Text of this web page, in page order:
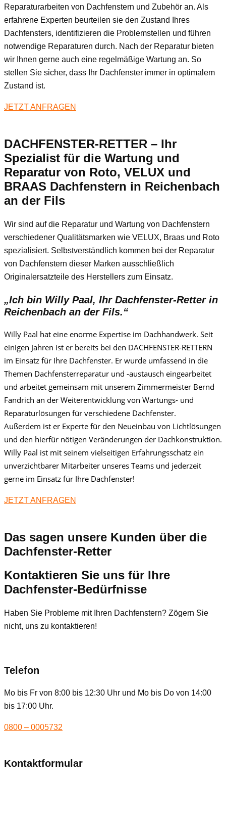
Reparaturarbeiten von Dachfenstern und Zubehör an. Als
erfahrene Experten beurteilen sie den Zustand Ihres
Dachfensters, identifizieren die Problemstellen und führen
notwendige Reparaturen durch. Nach der Reparatur bieten
wir Ihnen gerne auch eine regelmäßige Wartung an. So
stellen Sie sicher, dass Ihr Dachfenster immer in optimalem
Zustand ist.
JETZT ANFRAGEN
DACHFENSTER-RETTER – Ihr
Spezialist für die Wartung und
Reparatur von Roto, VELUX und
BRAAS Dachfenstern in Reichenbach
an der Fils
Wir sind auf die Reparatur und Wartung von Dachfenstern
verschiedener Qualitätsmarken wie VELUX, Braas und Roto
spezialisiert. Selbstverständlich kommen bei der Reparatur
von Dachfenstern dieser Marken ausschließlich
Originalersatzteile des Herstellers zum Einsatz.
„Ich bin Willy Paal, Ihr Dachfenster-Retter in
Reichenbach an der Fils.“
Willy Paal hat eine enorme Expertise im Dachhandwerk. Seit
einigen Jahren ist er bereits bei den DACHFENSTER-RETTERN
im Einsatz für Ihre Dachfenster. Er wurde umfassend in die
Themen Dachfensterreparatur und -austausch eingearbeitet
und arbeitet gemeinsam mit unserem Zimmermeister Bernd
Fandrich an der Weiterentwicklung von Wartungs- und
Reparaturlösungen für verschiedene Dachfenster.
Außerdem ist er Experte für den Neueinbau von Lichtlösungen
und den hierfür nötigen Veränderungen der Dachkonstruktion.
Willy Paal ist mit seinem vielseitigen Erfahrungsschatz ein
unverzichtbarer Mitarbeiter unseres Teams und jederzeit
gerne im Einsatz für Ihre Dachfenster!
JETZT ANFRAGEN
Das sagen unsere Kunden über die
Dachfenster-Retter
Kontaktieren Sie uns für Ihre
Dachfenster-Bedürfnisse
Haben Sie Probleme mit Ihren Dachfenstern? Zögern Sie
nicht, uns zu kontaktieren!
Telefon
Mo bis Fr von 8:00 bis 12:30 Uhr und Mo bis Do von 14:00
bis 17:00 Uhr.
0800 – 0005732
Kontaktformular